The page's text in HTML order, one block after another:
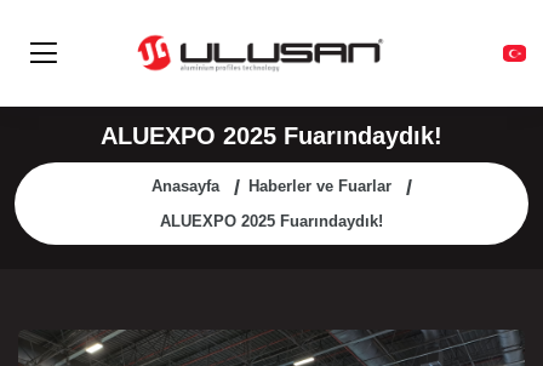
ALUEXPO 2025 Fuarındaydık!
Anasayfa
Haberler ve Fuarlar
ALUEXPO 2025 Fuarındaydık!